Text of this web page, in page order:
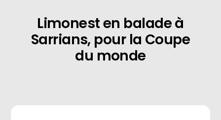
Limonest en balade à
Sarrians, pour la Coupe
du monde